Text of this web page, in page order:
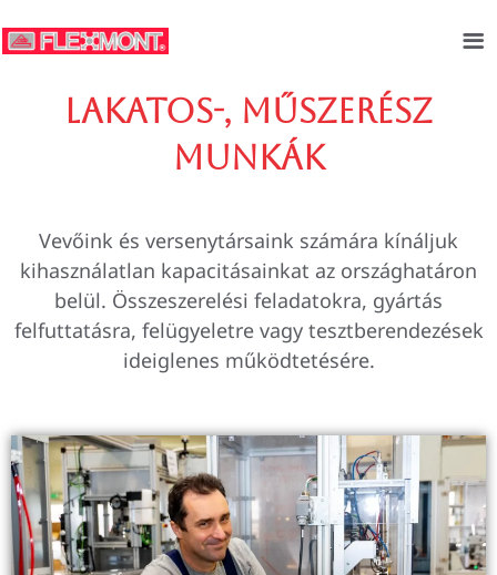
Lakatos-, műszerész
munkák
Vevőink és versenytársaink számára kínáljuk
kihasználatlan kapacitásainkat az országhatáron
belül. Összeszerelési feladatokra, gyártás
felfuttatásra, felügyeletre vagy tesztberendezések
ideiglenes működtetésére.